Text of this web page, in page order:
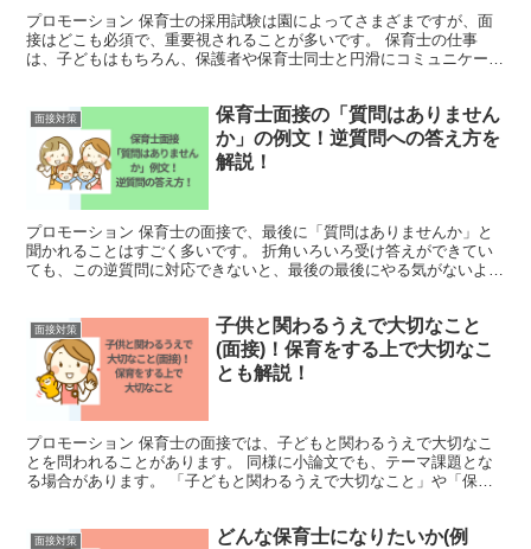
プロモーション 保育士の採用試験は園によってさまざまですが、面
接はどこも必須で、重要視されることが多いです。 保育士の仕事
は、子どもはもちろん、保護者や保育士同士と円滑にコミュニケーシ
面接対策
保育士面接の「質問はありません
か」の例文！逆質問への答え方を
解説！
プロモーション 保育士の面接で、最後に「質問はありませんか」と
聞かれることはすごく多いです。 折角いろいろ受け答えができてい
ても、この逆質問に対応できないと、最後の最後にやる気がないよう
面接対策
子供と関わるうえで大切なこと
(面接)！保育をする上で大切なこ
とも解説！
プロモーション 保育士の面接では、子どもと関わるうえで大切なこ
とを問われることがあります。 同様に小論文でも、テーマ課題とな
る場合があります。 「子どもと関わるうえで大切なこと」や「保育
面接対策
どんな保育士になりたいか(例